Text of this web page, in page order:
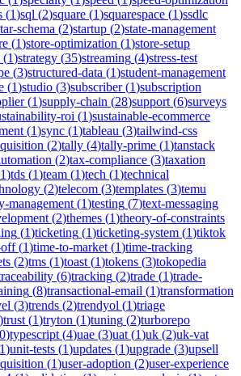
(1)sql (2)square (1)squarespace (1)ssdlc
schema (2)startup (2)state-management
(1)store-optimization (1)store-setup
(1)strategy (35)streaming (4)stress-test
(3)structured-data (1)student-management
(1)studio (3)subscriber(1)subscription
(1)supply-chain (28)support (6)surveys
roi (1)sustainable-ecommerce
(1)sync (1)tableau (3)tailwind-css
(2)tally (4)tally-prime (1)tanstack
(2)tax-compliance (3)taxation
1)tds (1)team (1)tech (1)technical
(2)telecom (3)templates (3)temu
management (1)testing (7)text-messaging
(2)themes (1)theory-of-constraints
(1)ticketing (1)ticketing-system (1)tiktok
(1)time-to-market (1)time-tracking
(2)tms (1)toast (1)tokens (3)tokopedia
(6)tracking (2)trade (1)trade-
(8)transactional-email (1)transformation
(3)trends (2)trendyol (1)triage
)trust (1)tryton (1)tuning (2)turborepo
)typescript (4)uae (3)uat (1)uk (2)uk-vat
1)unit-tests (1)updates (1)upgrade (3)upsell
(1)user-adoption (2)user-experience